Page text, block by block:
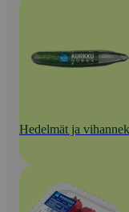
Hedelmät ja